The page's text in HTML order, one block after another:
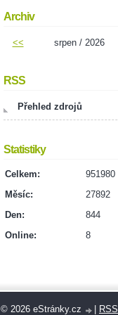
Archiv
<< srpen / 2026
RSS
Přehled zdrojů
Statistiky
Online: 8
Celkem:
951980
Měsíc:
27892
Den:
844
© 2026 eStránky.cz RSS